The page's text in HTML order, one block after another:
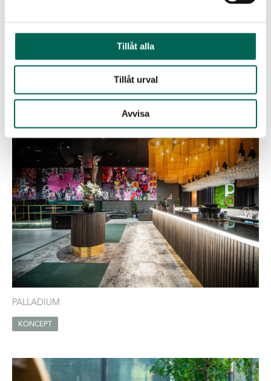
Tillåt alla
Tillåt urval
Avvisa
bachata. Detta är som meditation för mig och hjälper mig att
alltid att hitta nya idéer och hämta inspiration, avslutar hon.
Relaterade referenser
PALLADIUM
KONCEPT